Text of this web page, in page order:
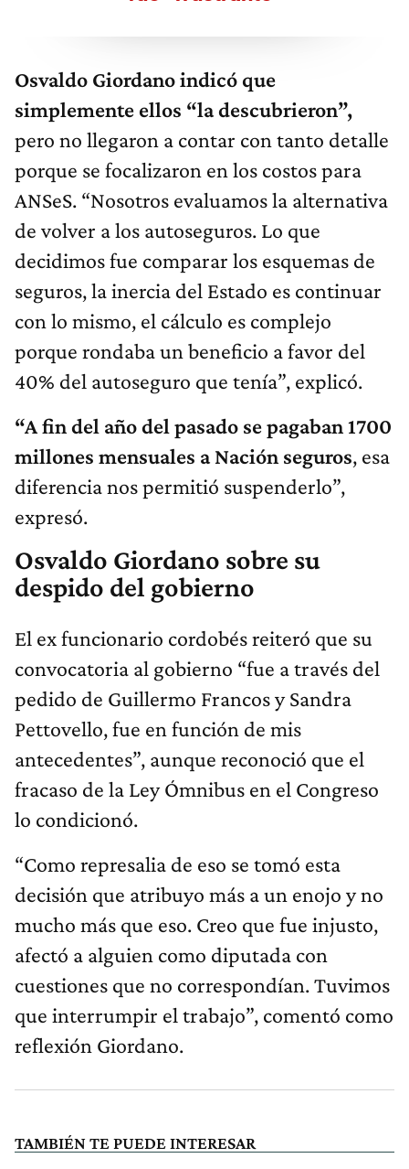
Osvaldo Giordano indicó que
simplemente ellos “la descubrieron”,
pero no llegaron a contar con tanto detalle
porque se focalizaron en los costos para
ANSeS. “Nosotros evaluamos la alternativa
de volver a los autoseguros. Lo que
decidimos fue comparar los esquemas de
seguros, la inercia del Estado es continuar
con lo mismo, el cálculo es complejo
porque rondaba un beneficio a favor del
40% del autoseguro que tenía”, explicó.
“A fin del año del pasado se pagaban 1700
millones mensuales a Nación seguros, esa
diferencia nos permitió suspenderlo”,
expresó.
Osvaldo Giordano sobre su
despido del gobierno
El ex funcionario cordobés reiteró que su
convocatoria al gobierno “fue a través del
pedido de Guillermo Francos y Sandra
Pettovello, fue en función de mis
antecedentes”, aunque reconoció que el
fracaso de la Ley Ómnibus en el Congreso
lo condicionó.
“Como represalia de eso se tomó esta
decisión que atribuyo más a un enojo y no
mucho más que eso. Creo que fue injusto,
afectó a alguien como diputada con
cuestiones que no correspondían. Tuvimos
que interrumpir el trabajo”, comentó como
reflexión Giordano.
TAMBIÉN TE PUEDE INTERESAR